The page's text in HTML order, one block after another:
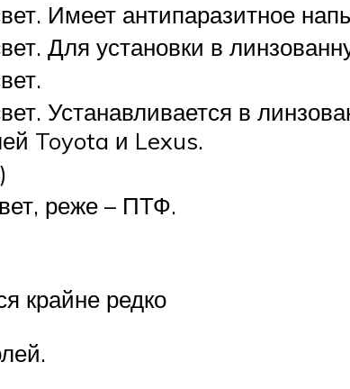
Имеет антипаразитное
Для установки в
Устанавливается в
Toyota и Lexus.
реже – ПТФ.
крайне редко